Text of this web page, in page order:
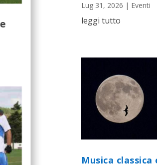
Lug 31, 2026 | Eventi
leggi tutto
Musica classica